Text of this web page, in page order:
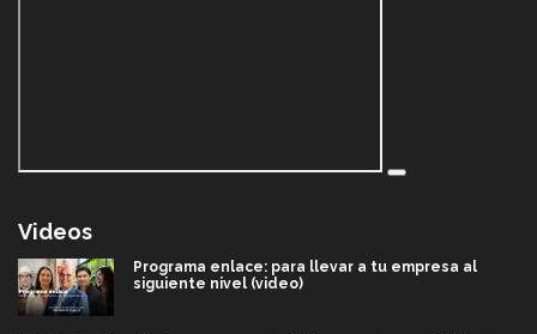
Videos
Programa enlace: para llevar a tu empresa al
siguiente nivel (video)